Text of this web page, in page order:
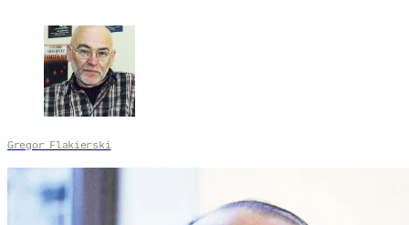
Gregor Flakierski